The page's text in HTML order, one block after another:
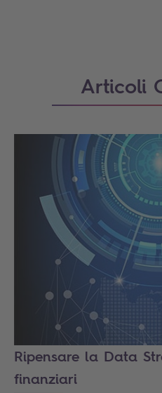
Articoli
Ripensare la Data
finanziari